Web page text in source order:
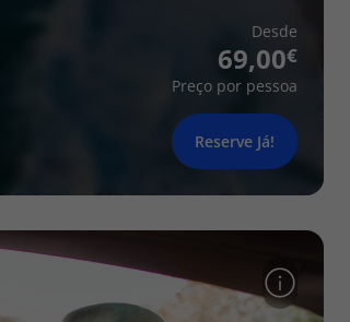
Desde
69,00
Preço por pessoa
Reserve Já!